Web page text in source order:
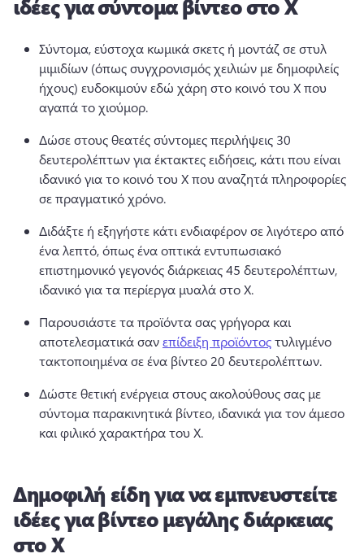
ιδέες για σύντομα βίντεο στο X
Σύντομα, εύστοχα κωμικά σκετς ή μοντάζ σε στυλ
μιμιδίων (όπως συγχρονισμός χειλιών με δημοφιλείς
ήχους) ευδοκιμούν εδώ χάρη στο κοινό του X που
αγαπά το χιούμορ.
Δώσε στους θεατές σύντομες περιλήψεις 30
δευτερολέπτων για έκτακτες ειδήσεις, κάτι που είναι
ιδανικό για το κοινό του X που αναζητά πληροφορίες
σε πραγματικό χρόνο.
Διδάξτε ή εξηγήστε κάτι ενδιαφέρον σε λιγότερο από
ένα λεπτό, όπως ένα οπτικά εντυπωσιακό
επιστημονικό γεγονός διάρκειας 45 δευτερολέπτων,
ιδανικό για τα περίεργα μυαλά στο X.
Παρουσιάστε τα προϊόντα σας γρήγορα και
αποτελεσματικά σαν επίδειξη προϊόντος τυλιγμένο
τακτοποιημένα σε ένα βίντεο 20 δευτερολέπτων.
Δώστε θετική ενέργεια στους ακολούθους σας με
σύντομα παρακινητικά βίντεο, ιδανικά για τον άμεσο
και φιλικό χαρακτήρα του X.
Δημοφιλή είδη για να εμπνευστείτε
ιδέες για βίντεο μεγάλης διάρκειας
στο X